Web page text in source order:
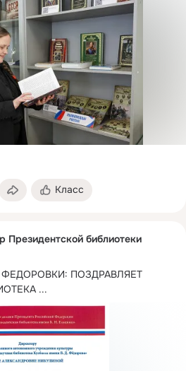
Класс
Президентской библиотеки
ПОЗДРАВЛЯЕТ
...